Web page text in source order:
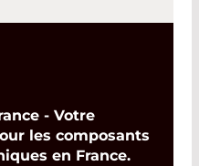
- Votre
les composants
en France.